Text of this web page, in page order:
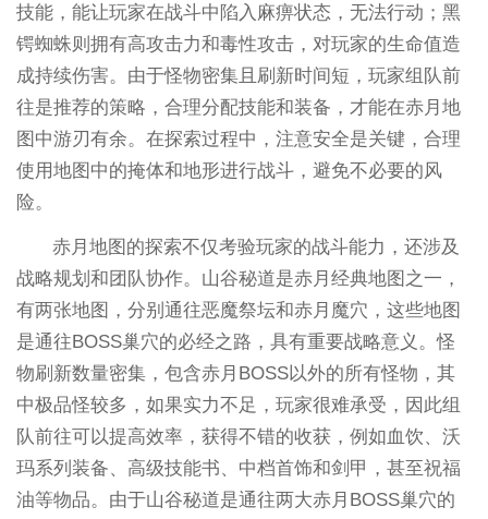
技能，能让玩家在战斗中陷入麻痹状态，无法行动；黑
锷蜘蛛则拥有高攻击力和毒性攻击，对玩家的生命值造
成持续伤害。由于怪物密集且刷新时间短，玩家组队前
往是推荐的策略，合理分配技能和装备，才能在赤月地
图中游刃有余。在探索过程中，注意安全是关键，合理
使用地图中的掩体和地形进行战斗，避免不必要的风
险。
赤月地图的探索不仅考验玩家的战斗能力，还涉及
战略规划和团队协作。山谷秘道是赤月经典地图之一，
有两张地图，分别通往恶魔祭坛和赤月魔穴，这些地图
是通往BOSS巢穴的必经之路，具有重要战略意义。怪
物刷新数量密集，包含赤月BOSS以外的所有怪物，其
中极品怪较多，如果实力不足，玩家很难承受，因此组
队前往可以提高效率，获得不错的收获，例如血饮、沃
玛系列装备、高级技能书、中档首饰和剑甲，甚至祝福
油等物品。由于山谷秘道是通往两大赤月BOSS巢穴的